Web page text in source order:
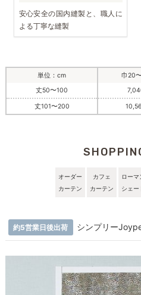
安心安全の国内縫製と、職人に
よる丁寧な縫製
単位：cm 巾20
丈50〜100
丈101〜200
オーダー
カーテン
カフェ
カーテン
ローマ
シェー
約5営業日後出荷 シンプリー